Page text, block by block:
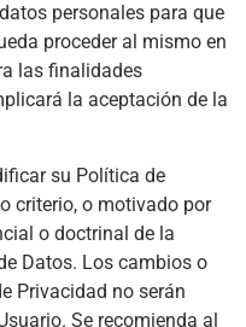
personales para que
proceder al mismo en
las finalidades
la aceptación de la
su Política de
criterio, o motivado por
o doctrinal de la
Datos. Los cambios o
Privacidad no serán
Se recomienda al